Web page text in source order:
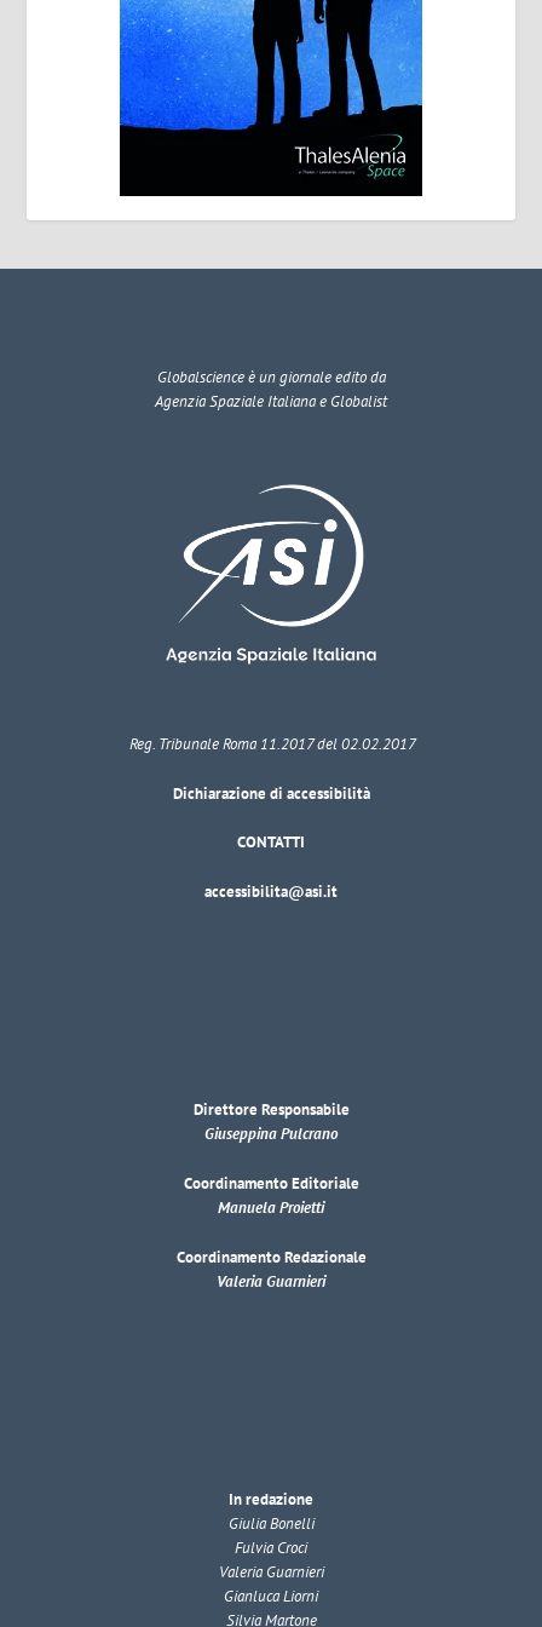
Globalscienceè un giornale edito da
Agenzia Spaziale Italiana e Globalist
Reg. Tribunale Roma 11.2017 del 02.02.2017
Dichiarazione di accessibilità
CONTATTI
accessibilita@asi.it
Direttore Responsabile
Giuseppina Pulcrano
Coordinamento Editoriale
Manuela Proietti
Coordinamento Redazionale
Valeria Guarnieri
In redazione
Giulia Bonelli
Fulvia Croci
Valeria Guarnieri
Gianluca Liorni
Silvia Martone